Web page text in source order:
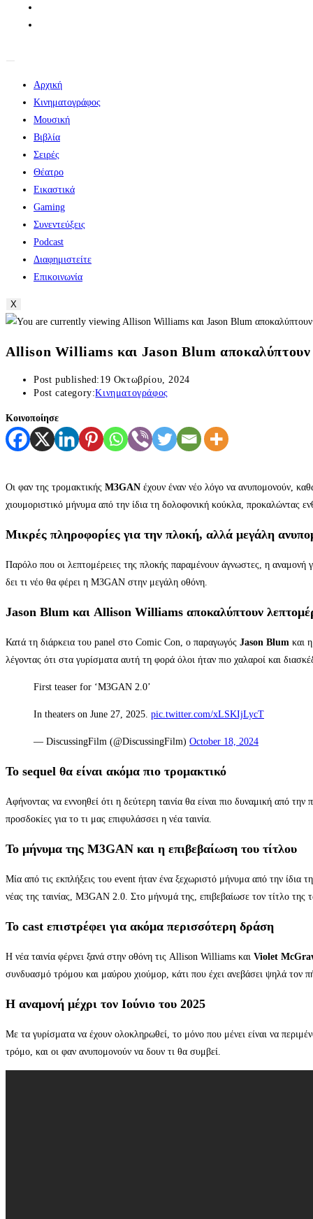
Αρχική
Κινηματογράφος
Μουσική
Βιβλία
Σειρές
Θέατρο
Εικαστικά
Gaming
Συνεντεύξεις
Podcast
Διαφημιστείτε
Επικοινωνία
X
Allison Williams και Jason Blum αποκαλύπτουν
Post published: 19 Οκτωβρίου, 2024
Post category:Κινηματογράφος
Κοινοποίησε
Οι φαν της τρομακτικής M3GAN έχουν έναν νέο λόγο να ανυπομονούν,
χιουμοριστικό μήνυμα από την ίδια τη δολοφονική κούκλα, προκαλώντας
Μικρές πληροφορίες για την πλοκή, αλλά μεγάλη
Παρόλο που οι λεπτομέρειες της πλοκής παραμένουν άγνωστες, η αναμονή
δει τι νέο θα φέρει η M3GAN στην μεγάλη οθόνη.
Jason Blum και Allison Williams αποκαλύπτουν
Κατά τη διάρκεια του panel στο Comic Con, ο παραγωγός Jason Blum και
λέγοντας ότι στα γυρίσματα αυτή τη φορά όλοι ήταν πιο χαλαροί και
First teaser for ‘M3GAN 2.0’
In theaters on June 27, 2025. pic.twitter.com/xLSKIjLycT
— DiscussingFilm (@DiscussingFilm) October 18, 2024
Το sequel θα είναι ακόμα πιο τρομακτικό
Αφήνοντας να εννοηθεί ότι η δεύτερη ταινία θα είναι πιο δυναμική από
προσδοκίες για το τι μας επιφυλάσσει η νέα ταινία.
Το μήνυμα της M3GAN και η επιβεβαίωση του τίτλου
Μία από τις εκπλήξεις του event ήταν ένα ξεχωριστό μήνυμα από την
νέας της ταινίας, M3GAN 2.0. Στο μήνυμά της, επιβεβαίωσε τον τίτλο
Το cast επιστρέφει για ακόμα περισσότερη δράση
Η νέα ταινία φέρνει ξανά στην οθόνη τις Allison Williams και Violet
συνδυασμό τρόμου και μαύρου χιούμορ, κάτι που έχει ανεβάσει ψηλά τον
Η αναμονή μέχρι τον Ιούνιο του 2025
Με τα γυρίσματα να έχουν ολοκληρωθεί, το μόνο που μένει είναι να
τρόμο, και οι φαν ανυπομονούν να δουν τι θα συμβεί.